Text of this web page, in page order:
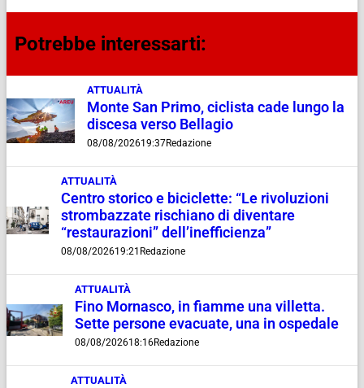
Potrebbe interessarti:
ATTUALITÀ
Monte San Primo, ciclista cade lungo la
discesa verso Bellagio
08/08/202619:37Redazione
ATTUALITÀ
Centro storico e biciclette: “Le rivoluzioni
strombazzate rischiano di diventare
“restaurazioni” dell’inefficienza”
08/08/202619:21 Redazione
ATTUALITÀ
Fino Mornasco, in fiamme una villetta.
Sette persone evacuate, una in ospedale
08/08/202618:16Redazione
ATTUALITÀ